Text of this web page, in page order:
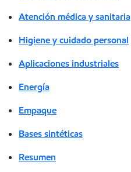
Atención médica y sanitaria
Higiene y cuidado personal
Aplicaciones industriales
Energía
Empaque
Bases sintéticas
Resumen